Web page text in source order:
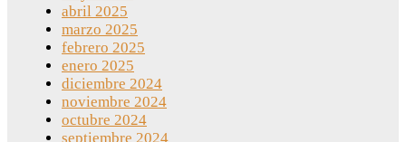
abril 2025
marzo 2025
febrero 2025
enero 2025
diciembre 2024
noviembre 2024
octubre 2024
septiembre 2024